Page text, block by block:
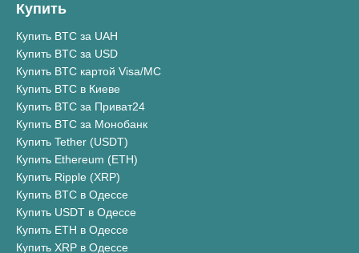
Купить
Купить BTC за UAH
Купить BTC за USD
Купить BTC картой Visa/MC
Купить BTC в Киеве
Купить BTC за Приват24
Купить BTC за Монобанк
Купить Tether (USDT)
Купить Ethereum (ETH)
Купить Ripple (XRP)
Купить BTC в Одессе
Купить USDT в Одессе
Купить ETH в Одессе
Купить XRP в Одессе